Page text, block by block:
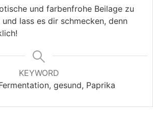
und farbenfrohe Beilage zu
lass es dir schmecken, denn
KEYWORD
gesund, Paprika